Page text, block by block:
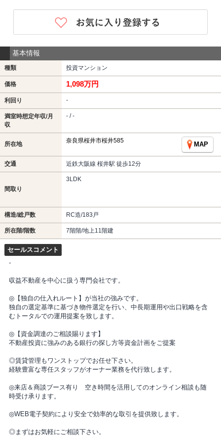
基本情報
種類 投資マンション
価格 1,098万円
利回り -
満室時想定年収/月
収
- / -
所在地 奈良県桜井市桜井585
MAP
交通 近鉄大阪線 桜井駅 徒歩12分
間取り
3LDK
構造/総戸数 RC造/183戸
所在階/階数 7階階/地上11階建
セールスコメント
-
収益不動産を中心に扱う専門会社です。
◎【独自の仕入れルート】が当社の強みです。
独自の選定基準に基づき物件選定を行い、中長期運用や出口戦略を含
むトータルでの運用提案を致します。
◎【資金調達のご相談賜ります】
不動産投資に強みのある銀行の探し方等資金計画をご提案
◎賃貸管理もワンストップでお任せ下さい。
経験豊富な専任スタッフがオーナー業務を代行致します。
◎来店＆商談ブース有り 空き時間を活用してのオンライン相談も随
時受け承ります。
◎WEB電子契約により安全で効率的な取引を提供致します。
◎まずはお気軽にご相談下さい。